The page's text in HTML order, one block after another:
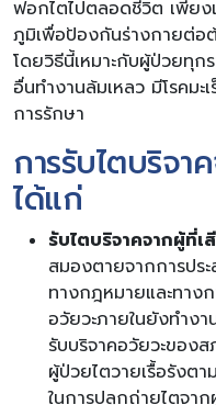
ฟอกไตไปตลอดชีวิต เพียง
ภูมิเพื่อป้องกันร่างกายต่อต้
โดยวิธีนี้เหมาะกับผู้ป่วยทุ
อื่นทำงานล้มเหลว มีโรคมะ
การรักษา
การรับไตบริจ
ได้แก่
รับไตบริจาคจากผู้ที่เ
สมองตายจากการปร
ทางกฎหมายและทาง
อวัยวะภายในยังทำงา
รับบริจาคอวัยวะของส
ผู้ป่วยไตวายเรื้อรังตา
ในการปลูกถ่ายไตจา